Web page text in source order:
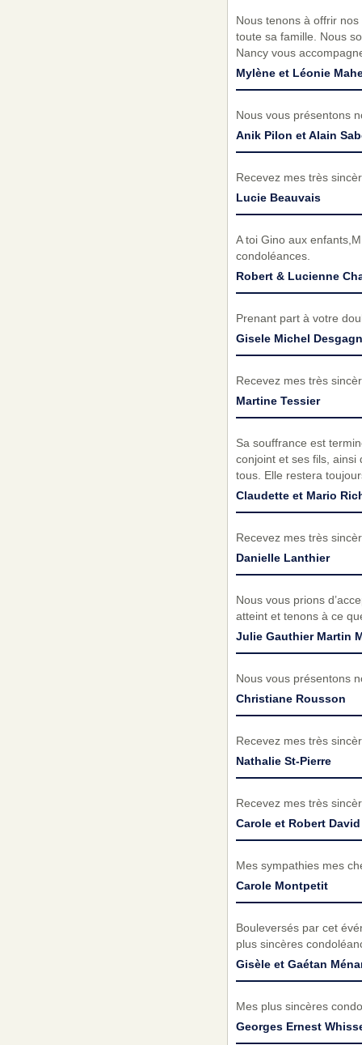
Nous tenons à offrir
toute sa famille. Nous
Nancy vous
Mylène et Léonie
Nous vous présentons
Anik Pilon et Alain
Recevez mes très
Lucie Beauvais
A toi Gino aux
condoléances.
Robert & Lucienne
Prenant part à votre
Gisele Michel
Recevez mes très
Martine Tessier
Sa souffrance est
conjoint et ses fils,
tous. Elle restera
Claudette et Mario
Recevez mes très
Danielle Lanthier
Nous vous prions
atteint et tenons à ce
Julie Gauthier Martin
Nous vous présentons
Christiane Rousson
Recevez mes très
Nathalie St-Pierre
Recevez mes très
Carole et Robert David
Mes sympathies mes
Carole Montpetit
Bouleversés par cet
plus sincères
Gisèle et Gaétan
Mes plus sincères
Georges Ernest